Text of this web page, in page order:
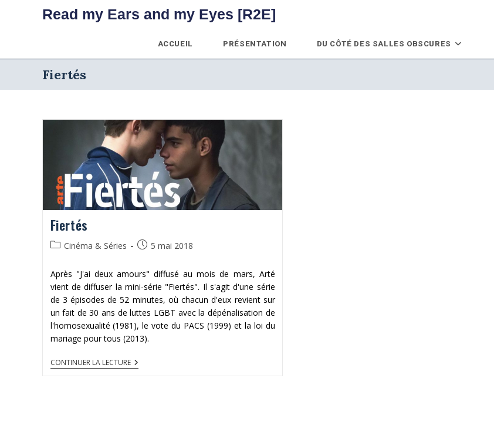
Read my Ears and my Eyes [R2E]
ACCUEIL PRÉSENTATION DU CÔTÉ DES SALLES OBSCURES
Fiertés
Fiertés
PostCinéma & Séries
Publication
5 mai 2018
Après "J'ai deux amours" diffusé au mois de mars, Arté
vient de diffuser la mini-série "Fiertés". Il s'agit d'une série
de 3 épisodes de 52 minutes, où chacun d'eux revient sur
un fait de 30 ans de luttes LGBT avec la dépénalisation de
l'homosexualité (1981), le vote du PACS (1999) et la loi du
mariage pour tous (2013).
CONTINUER LA LECTUREFIERTÉS